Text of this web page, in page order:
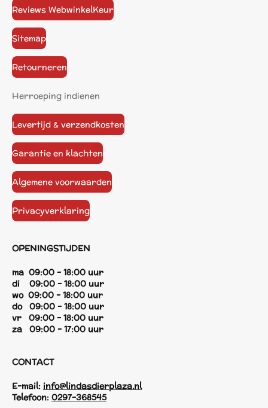
Reviews WebwinkelKeur
Sitemap
Retourneren
Herroeping indienen
Levertijd & verzendkosten
Garantie en klachten
Algemene voorwaarden
Privacyverklaring
OPENINGSTIJDEN
ma 09:00 - 18:00 uur
di 09:00 - 18:00 uur
wo 09:00 - 18:00 uur
do 09:00 - 18:00 uur
vr 09:00 - 18:00 uur
za 09:00 - 17:00 uur
CONTACT
E-mail: info@lindasdierplaza.nl
Telefoon: 0297-368545